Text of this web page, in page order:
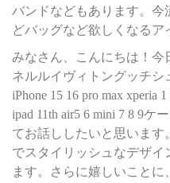
バンドなどもあります。今
どバッグなど欲しくなるア
みなさん、こんにちは！今
ネルルイヴィトングッチシ
iPhone 15 16 pro max xperia
ipad 11th air5 6 mini 7 8 9ケ
てお話ししたいと思いま
でスタイリッシュなデザ
ます。さらに嬉しいこと